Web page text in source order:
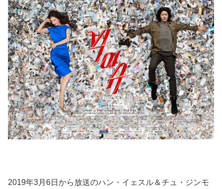
2019年3月6日から放送のハン・イェスル＆チュ・ジンモ